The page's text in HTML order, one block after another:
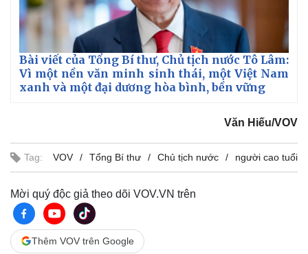
Bài viết của Tổng Bí thư, Chủ tịch nước Tô Lâm:
Vì một nền văn minh sinh thái, một Việt Nam
xanh và một đại dương hòa bình, bền vững
Văn Hiếu/VOV
Tag: VOV Tổng Bí thư Chủ tịch nước người cao tuổi
Mời quý độc giả theo dõi VOV.VN trên
Thêm VOV trên Google